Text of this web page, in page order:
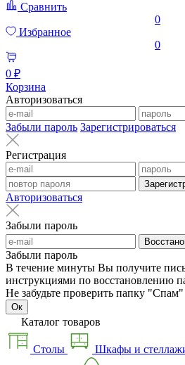
Сравнить
0
Избранное
0
0 ₽
Корзина
Авторизоваться
Забыли пароль Зарегистрироваться
Регистрация
Авторизоваться
Забыли пароль
Забыли пароль
В течение минуты Вы получите
инструкциями по восстановлению
Не забудьте проверить папку
Ок
Каталог товаров
Столы Шкафы и